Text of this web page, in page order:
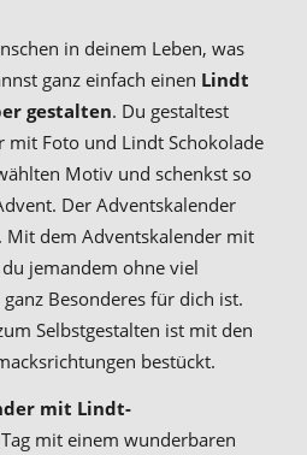
in deinem Leben, was
ganz einfach einen Lindt
gestalten. Du gestaltest
mit Foto und Lindt Schokolade
Motiv und schenkst so
Der Adventskalender
dem Adventskalender mit
jemandem ohne viel
Besonderes für dich ist.
Selbstgestalten ist mit den
bestückt.
mit Lindt-
mit einem wunderbaren